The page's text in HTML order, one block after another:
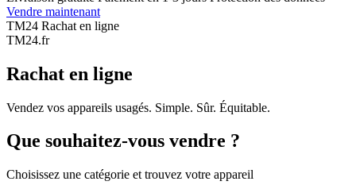
Vendre maintenant
TM24 Rachat en ligne
TM24.fr
Rachat en ligne
Vendez vos appareils usagés. Simple. Sûr. Équitable.
Que souhaitez-vous vendre ?
Choisissez une catégorie et trouvez votre appareil